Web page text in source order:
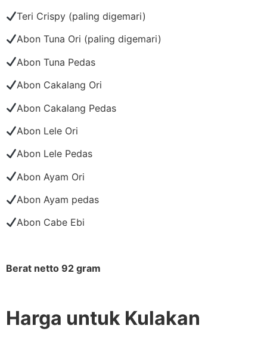
Teri Crispy (paling digemari)
Abon Tuna Ori (paling digemari)
Abon Tuna Pedas
Abon Cakalang Ori
Abon Cakalang Pedas
Abon Lele Ori
Abon Lele Pedas
Abon Ayam Ori
Abon Ayam pedas
Abon Cabe Ebi
Berat netto 92 gram
Harga untuk Kulakan